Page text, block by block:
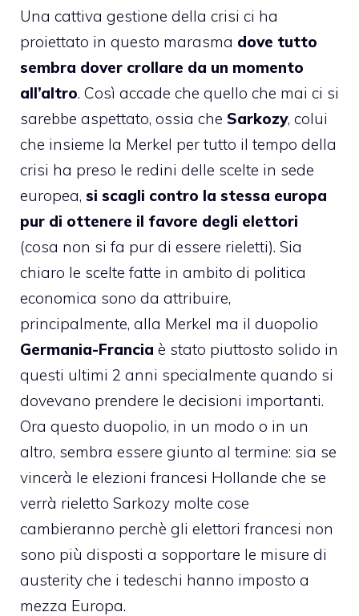
Una cattiva gestione della crisi ci ha
proiettato in questo marasma dove tutto
sembra dover crollare da un momento
all’altro. Così accade che quello che mai ci si
sarebbe aspettato, ossia che Sarkozy, colui
che insieme la Merkel per tutto il tempo della
crisi ha preso le redini delle scelte in sede
europea, si scagli contro la stessa europa
pur di ottenere il favore degli elettori
(cosa non si fa pur di essere rieletti). Sia
chiaro le scelte fatte in ambito di politica
economica sono da attribuire,
principalmente, alla Merkel ma il duopolio
Germania-Francia è stato piuttosto solido in
questi ultimi 2 anni specialmente quando si
dovevano prendere le decisioni importanti.
Ora questo duopolio, in un modo o in un
altro, sembra essere giunto al termine: sia se
vincerà le elezioni francesi Hollande che se
verrà rieletto Sarkozy molte cose
cambieranno perchè gli elettori francesi non
sono più disposti a sopportare le misure di
austerity che i tedeschi hanno imposto a
mezza Europa.